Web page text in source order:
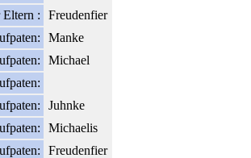
Eltern :
Freudenfier
Manke
Michael
Juhnke
Michaelis
Freudenfier